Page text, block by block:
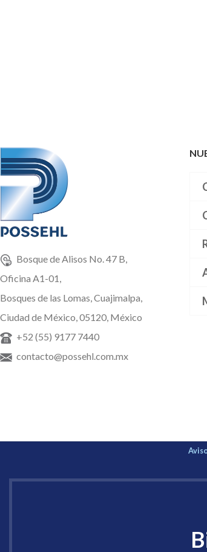
Bosque de Alisos No. 47 B,
Oficina A1-01,
Bosques de las Lomas, Cuajimalpa,
Ciudad de México, 05120, México
+52 (55) 9177 7440
contacto@possehl.com.mx